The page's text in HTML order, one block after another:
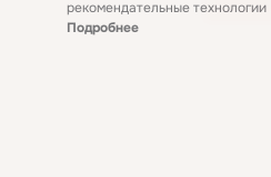
рекомендательные технологии
Подробнее